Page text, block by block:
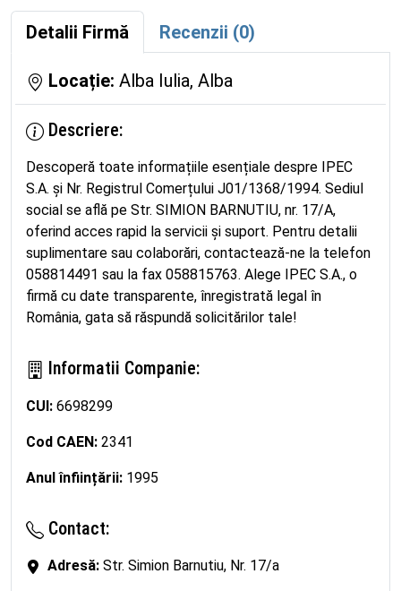
Detalii Firmă Recenzii (0)
Locație: Alba Iulia, Alba
Descriere:
Descoperă toate informațiile esențiale despre IPEC
S.A. și Nr. Registrul Comerțului J01/1368/1994. Sediul
social se află pe Str. SIMION BARNUTIU, nr. 17/A,
oferind acces rapid la servicii și suport. Pentru detalii
suplimentare sau colaborări, contactează-ne la telefon
058814491 sau la fax 058815763. Alege IPEC S.A., o
firmă cu date transparente, înregistrată legal în
România, gata să răspundă solicitărilor tale!
Informatii Companie:
CUI: 6698299
Cod CAEN: 2341
Anul înființării: 1995
Contact:
Adresă: Str. Simion Barnutiu, Nr. 17/a